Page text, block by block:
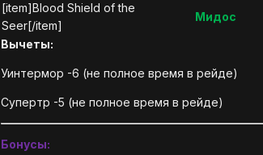
[item]Blood Shield of the
Seer[/item]
Мидос
Вычеты:
Уинтермор -6 (не полное время в рейде)
Супертр -5 (не полное время в рейде)
Бонусы: